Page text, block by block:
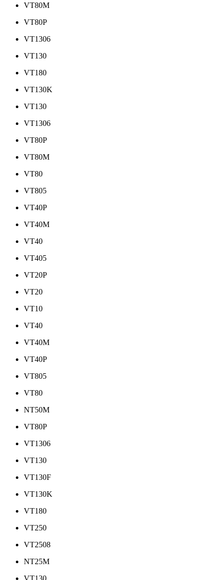
VT80M
VT80P
VT1306
VT130
VT180
VT130K
VT130
VT1306
VT80P
VT80M
VT80
VT805
VT40P
VT40M
VT40
VT405
VT20P
VT20
VT10
VT40
VT40M
VT40P
VT805
VT80
NT50M
VT80P
VT1306
VT130
VT130F
VT130K
VT180
VT250
VT2508
NT25M
VT130